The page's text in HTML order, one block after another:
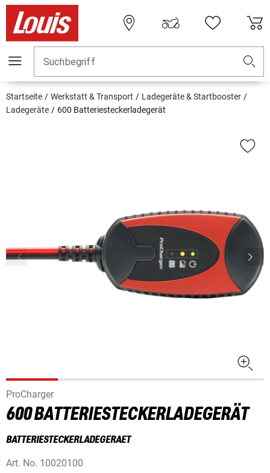
Suchbegriff
Startseite Werkstatt & Transport
Ladegeräte & Startbooster
Ladegeräte
600 Batteriesteckerladegerät
ProCharger
600 BATTERIESTECKERLADEGERÄT
BATTERIESTECKERLADEGERAET
Art. No. 10020100